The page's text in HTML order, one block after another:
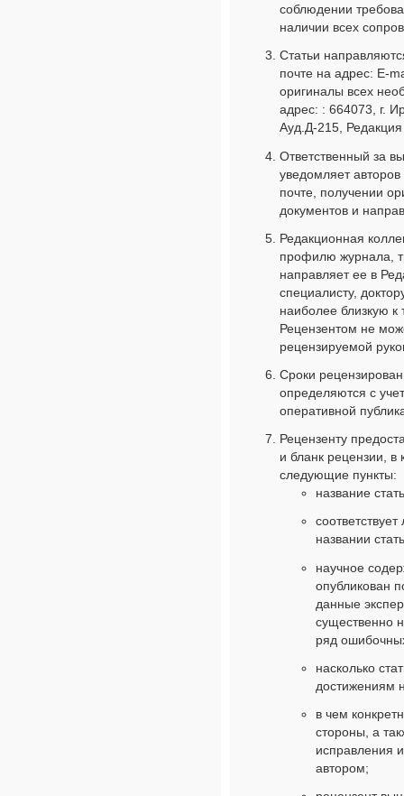
соблюдении
наличии всех
Статьи
почте на адрес: E-
оригиналы всех
адрес: : 664073, г.
Ауд.Д-215,
Ответственный за
уведомляет
почте, получении
документов и
Редакционная
профилю журнала,
направляет ее в
специалисту,
наиболее близкую
Рецензентом не
рецензируемой
Сроки
определяются с
оперативной
Рецензенту
и бланк рецензии, в
следующие пункты:
название
названии
научное
опубликован
данные
существенно
ряд
насколько
достижениям
в чем
стороны, а
исправления
автором;